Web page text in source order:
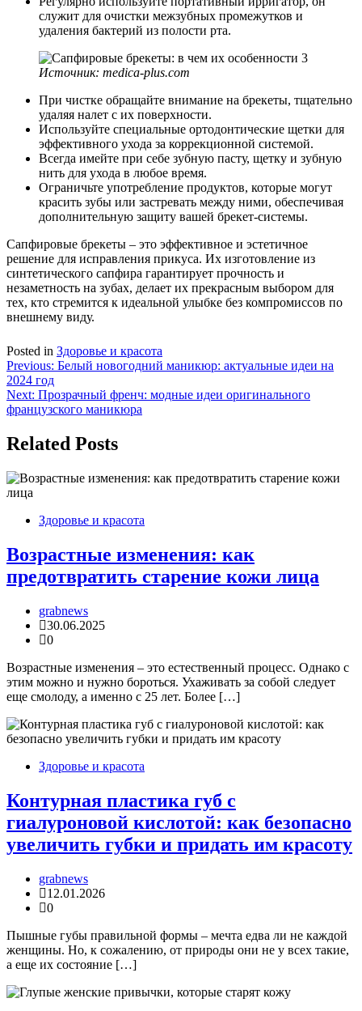
служит для очистки межзубных промежутков и
удаления бактерий из полости рта.
Источник: medica-plus.com
При чистке обращайте внимание на брекеты, тщательно
удаляя налет с их поверхности.
Используйте специальные ортодонтические щетки для
эффективного ухода за коррекционной системой.
Всегда имейте при себе зубную пасту, щетку и зубную
нить для ухода в любое время.
Ограничьте употребление продуктов, которые могут
красить зубы или застревать между ними, обеспечивая
дополнительную защиту вашей брекет-системы.
Сапфировые брекеты – это эффективное и эстетичное
решение для исправления прикуса. Их изготовление из
синтетического сапфира гарантирует прочность и
незаметность на зубах, делает их прекрасным выбором для
тех, кто стремится к идеальной улыбке без компромиссов по
внешнему виду.
Posted in Здоровье и красота
Навигация
по
записям
Previous: Белый новогодний маникюр: актуальные идеи на
2024 год
Next: Прозрачный френч: модные идеи оригинального
французского маникюра
Related Posts
Здоровье и красота
Возрастные изменения: как
предотвратить старение кожи лица
grabnews
30.06.2025
0
Возрастные изменения – это естественный процесс. Однако с
этим можно и нужно бороться. Ухаживать за собой следует
еще смолоду, а именно с 25 лет. Более […]
Здоровье и красота
Контурная пластика губ с
гиалуроновой кислотой: как безопасно
увеличить губки и придать им красоту
grabnews
12.01.2026
0
Пышные губы правильной формы – мечта едва ли не каждой
женщины. Но, к сожалению, от природы они не у всех такие,
а еще их состояние […]